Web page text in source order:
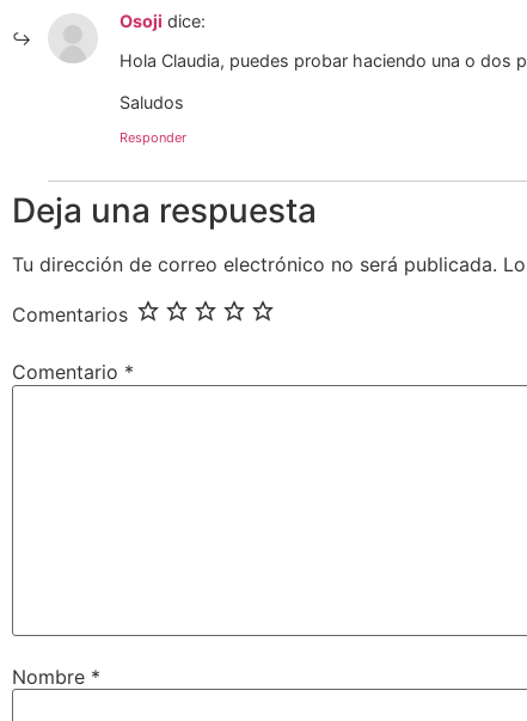
Osoji dice:
Hola Claudia, puedes probar haciendo una o dos
Saludos
Responder
Deja una respuesta
Tu dirección de correo electrónico no será publicada.
Comentarios
Comentario *
Nombre *